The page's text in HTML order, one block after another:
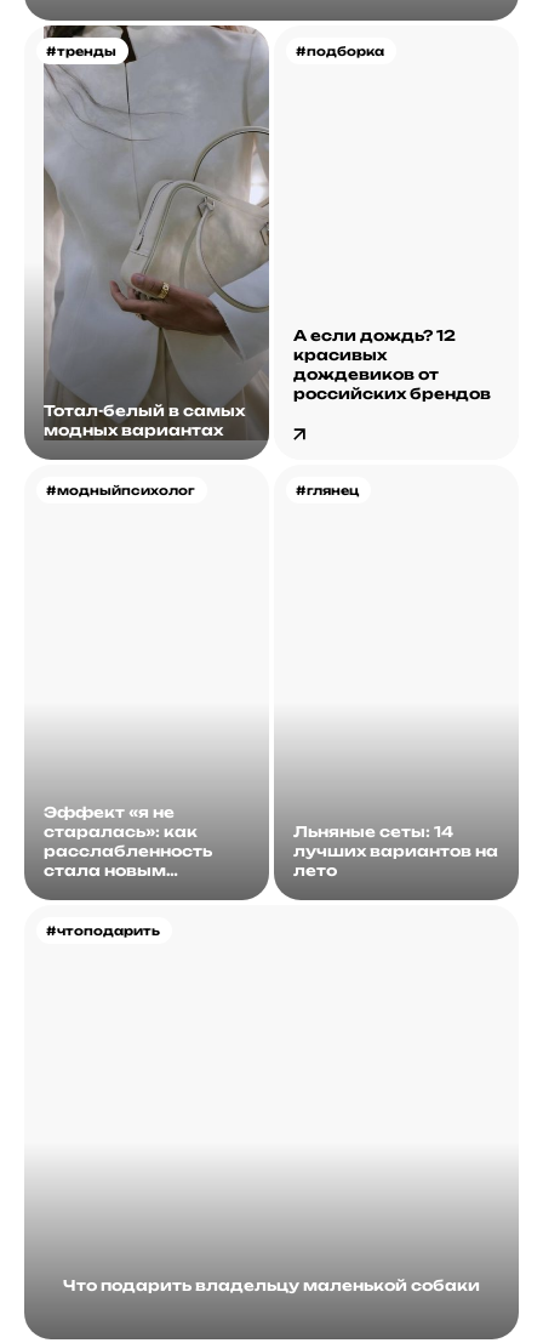
#тренды
Тотал-белый в самых
модных вариантах
#подборка
А если дождь? 12
красивых
дождевиков от
российских брендов
#модныйпсихолог
Эффект «я не
старалась»: как
расслабленность
стала новым
#чтоподарить
Что подарить владельцу маленькой собаки
#глянец
Льняные сеты: 14
лучших вариантов на
лето